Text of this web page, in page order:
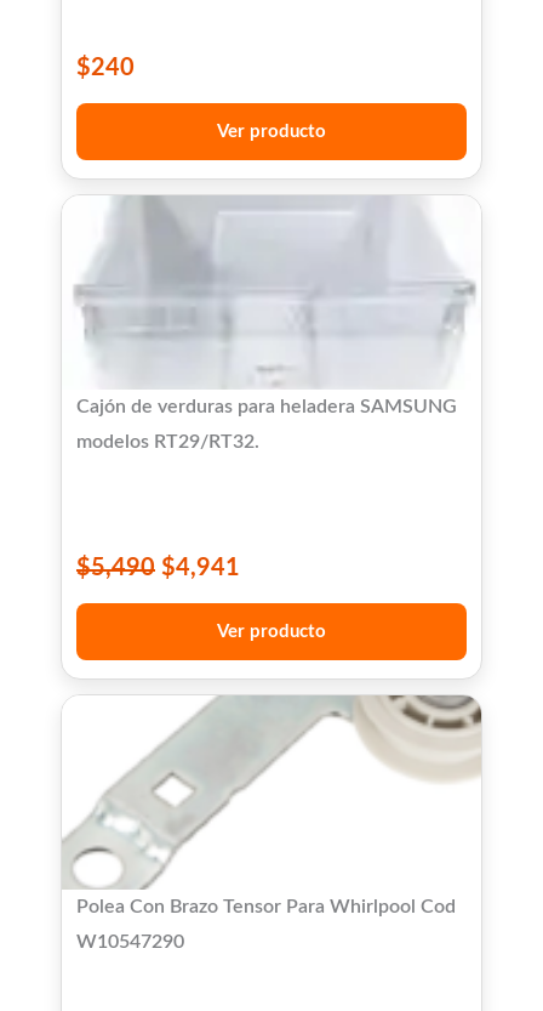
$240
Ver producto
Cajón de verduras para heladera SAMSUNG
modelos RT29/RT32.
$5,490 $4,941
Ver producto
Polea Con Brazo Tensor Para Whirlpool Cod
W10547290